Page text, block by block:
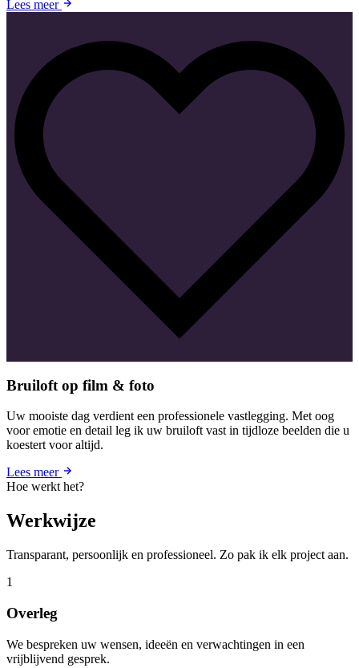
Lees meer
Bruiloft op film & foto
Uw mooiste dag verdient een professionele vastlegging. Met oog
voor emotie en detail leg ik uw bruiloft vast in tijdloze beelden die u
koestert voor altijd.
Lees meer
Hoe werkt het?
Werkwijze
Transparant, persoonlijk en professioneel. Zo pak ik elk project aan.
1
Overleg
We bespreken uw wensen, ideeën en verwachtingen in een
vrijblijvend gesprek.